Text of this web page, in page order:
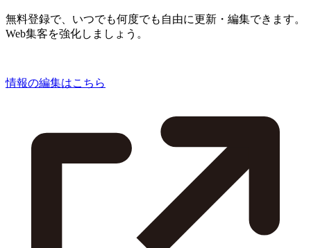
無料登録で、いつでも何度でも自由に更新・編集できます。
Web集客を強化しましょう。
情報の編集はこちら